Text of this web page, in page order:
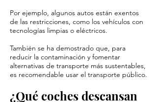
Por ejemplo, algunos autos están exentos
de las restricciones, como los vehículos con
tecnologías limpias o eléctricos.
También se ha demostrado que, para
reducir la contaminación y fomentar
alternativas de transporte más sustentables,
es recomendable usar el transporte público.
¿Qué coches descansan